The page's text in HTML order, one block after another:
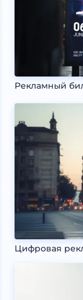
Рекламный
Цифровая